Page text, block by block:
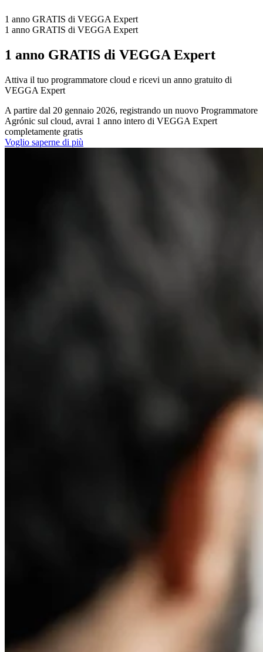
1 anno GRATIS di VEGGA Expert
1 anno GRATIS di VEGGA Expert
1 anno GRATIS di VEGGA Expert
Attiva il tuo programmatore cloud e ricevi un anno gratuito di
VEGGA Expert
A partire dal 20 gennaio 2026, registrando un nuovo Programmatore
Agrónic sul cloud, avrai 1 anno intero di VEGGA Expert
completamente gratis
Voglio saperne di più